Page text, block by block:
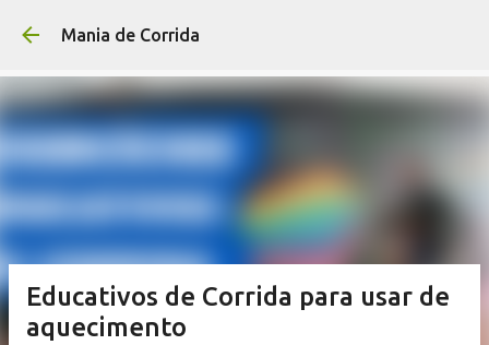
Mania de Corrida
Educativos de Corrida para usar de
aquecimento